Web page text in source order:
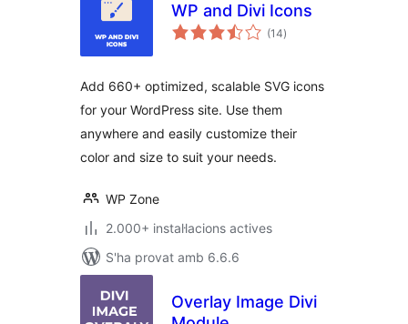
WP and Divi Icons
(14puntuacions
totals
)
Add 660+ optimized, scalable SVG icons
for your WordPress site. Use them
anywhere and easily customize their
color and size to suit your needs.
WP Zone
2.000+ instal·lacions actives
S'ha provat amb 6.6.6
Overlay Image Divi